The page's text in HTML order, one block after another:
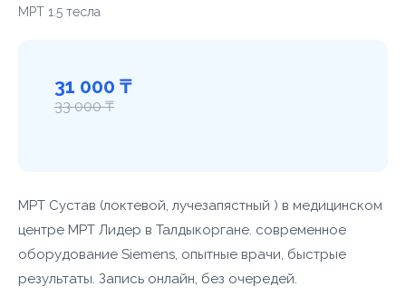
МРТ 1.5 тесла
31 000 ₸
33 000 ₸
МРТ Сустав (локтевой, лучезапястный ) в медицинском
центре МРТ Лидер в Талдыкоргане. современное
оборудование Siemens, опытные врачи, быстрые
результаты. Запись онлайн, без очередей.